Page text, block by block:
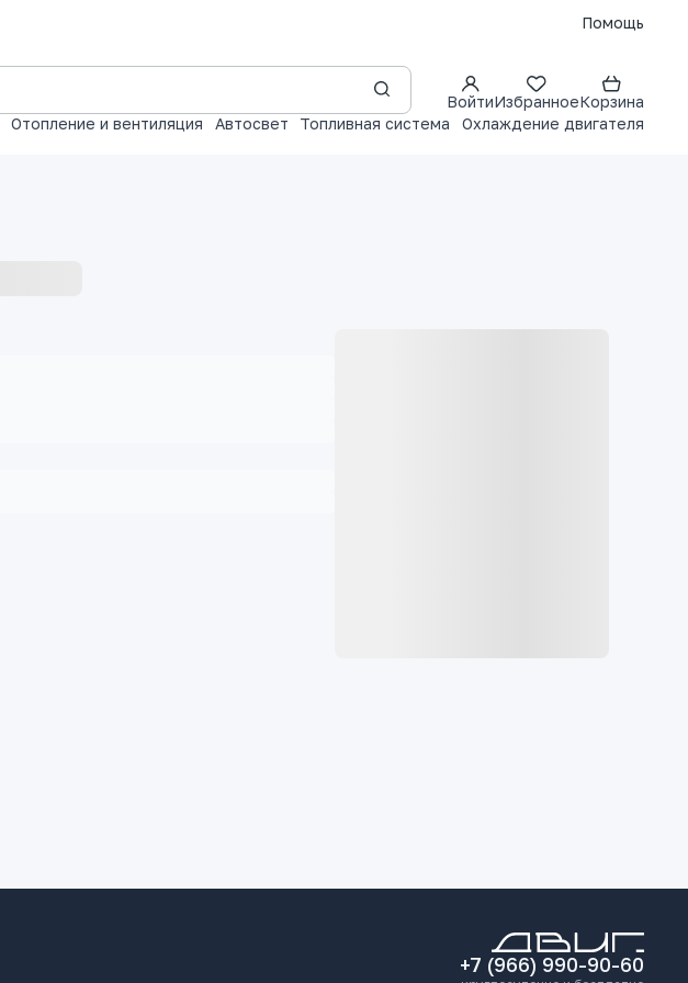
Помощь
ВойтиИзбранноеКорзина
Отопление и вентиляция Автосвет Топливная система Охлаждение двигателя
+7 (966) 990-90-60